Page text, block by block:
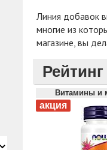
Линия добавок
многие из
магазине, вы
Витамины и